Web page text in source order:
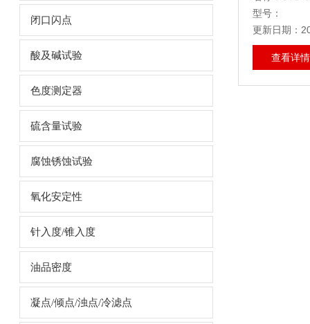
闭口闪点
酸及碱试验
色度测定器
硫含量试验
腐蚀锈蚀试验
氧化安定性
针入度/锥入度
油品密度
凝点/倾点/浊点/冷滤点
型号：
更新日期：
查看详情